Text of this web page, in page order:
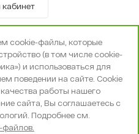
2010-2026 г.
-Вебпространство
cookie-файлы, которые
(в том числе cookie-
и использоваться для
поведении на сайте. Cookie
работы нашего
сайта, Вы соглашаетесь с
Подробнее см.
файлов.